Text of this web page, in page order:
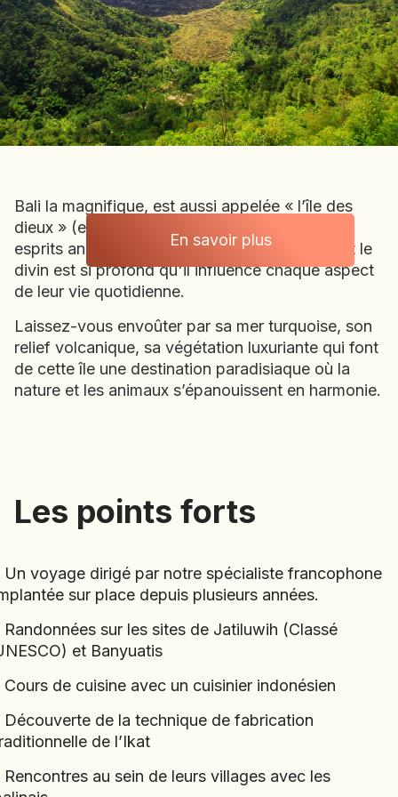
BOLIVIE
BOSNIE-HERZÉGOVINE
BOTSWANA
BRÉSIL
BURUNDI
CAMBODGE
CHINE
CHYPRE
COLOMBIE
CORÉE DU SUD
COSTA RICA
CÔTE D'IVOIRE
DJIBOUTI
EGYPTE
ETHIOPIE
GRÈCE
GUATEMALA
GUINÉE-BISSAU
GUINÉE CONAKRY
HONDURAS
INDE
INDONÉSIE
Indonésie
Immersion Balinaise(B366
⋅15 Jours
Bali la magnifique, est aussi appelée « l’île des
dieux » (elle appartiendrait aux dieux et aux
esprits ancestraux). Le lien entre les balinais et le
divin est si profond qu'il influence chaque aspect
de leur vie quotidienne.
Laissez-vous envoûter par sa mer turquoise, son
relief volcanique, sa végétation luxuriante qui font
de cette île une destination paradisiaque où la
nature et les animaux s’épanouissent en harmonie.
Les points forts
Les points forts
Un voyage dirigé par notre spécialiste francophone
sur place depuis plusieurs années.
sur les sites de Jatiluwih (Classé
et Banyuatis
de cuisine avec un cuisinier indonésien
Découverte de la technique de fabrication
de l’Ikat
au sein de leurs villages avec les
En savoir plus